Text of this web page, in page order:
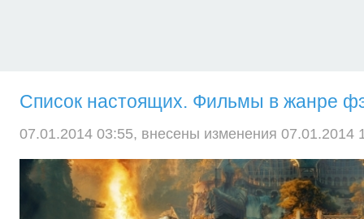
Список настоящих. Фильмы в жанре
07.01.2014 03:55, внесены изменения 07.01.2014